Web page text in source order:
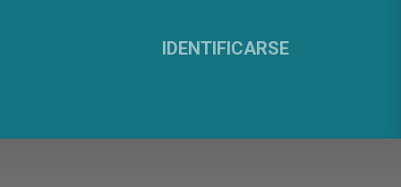
IDENTIFICARSE